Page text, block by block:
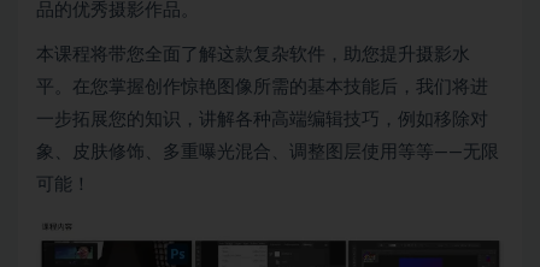
品的优秀摄影作品。
本课程将带您全面了解这款复杂软件，助您提升摄影水
平。在您掌握创作惊艳图像所需的基本技能后，我们将进
一步拓展您的知识，讲解各种高端编辑技巧，例如移除对
象、皮肤修饰、多重曝光混合、调整图层使用等等——无限
可能！